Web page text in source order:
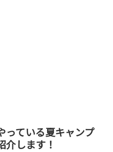
っている夏キャンプ
します！